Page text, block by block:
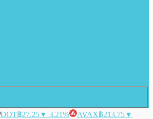
DOT฿27.25▼ 3.21% AVAX฿213.75▼